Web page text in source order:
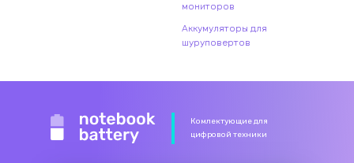
мониторов
Аккумуляторы для
шуруповертов
Комлектующие для
цифровой техники